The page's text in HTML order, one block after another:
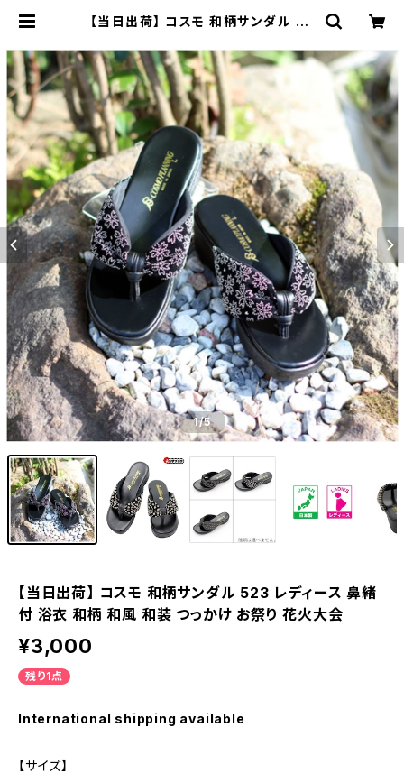
【当日出荷】 コスモ 和柄サンダル 52
和装 つっかけ お祭り 花火大会 | 長
靴・サンダルのカサブロウ
1/5
【当日出荷】 コスモ 和柄サンダル 523 レディース 鼻緒
付 浴衣 和柄 和風 和装 つっかけ お祭り 花火大会
¥3,000
残り1点
International shipping available
【サイズ】